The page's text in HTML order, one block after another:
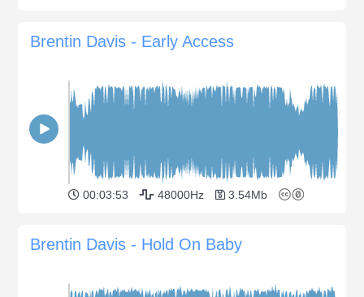
Brentin Davis - Early Access
00:03:53 48000Hz 3.54Mb
Brentin Davis - Hold On Baby